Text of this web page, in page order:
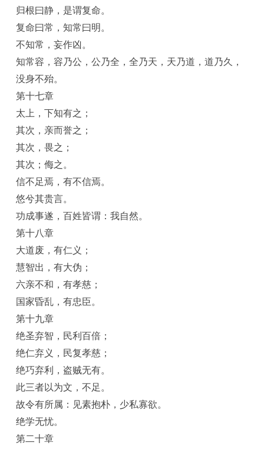
归根曰静，是谓复命。
复命曰常，知常曰明。
不知常，妄作凶。
知常容，容乃公，公乃全，全乃天，天乃道，道乃久，
没身不殆。
第十七章
太上，下知有之；
其次，亲而誉之；
其次，畏之；
其次；侮之。
信不足焉，有不信焉。
悠兮其贵言。
功成事遂，百姓皆谓：我自然。
第十八章
大道废，有仁义；
慧智出，有大伪；
六亲不和，有孝慈；
国家昏乱，有忠臣。
第十九章
绝圣弃智，民利百倍；
绝仁弃义，民复孝慈；
绝巧弃利，盗贼无有。
此三者以为文，不足。
故令有所属：见素抱朴，少私寡欲。
绝学无忧。
第二十章